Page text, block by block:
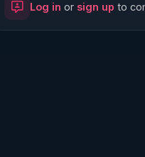
Log in or sign up to